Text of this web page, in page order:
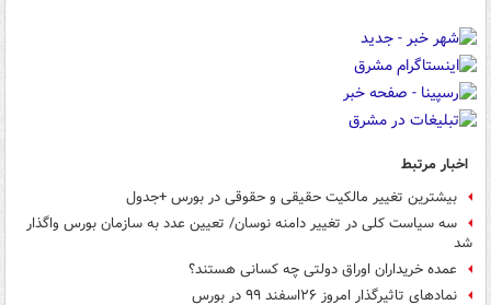
اخبار مرتبط
بیشترین تغییر مالکیت حقیقی و حقوقی در بورس +جدول
سه سیاست کلی در تغییر دامنه نوسان/ تعیین عدد به سازمان بورس واگذار
شد
عمده خریداران اوراق دولتی چه کسانی هستند؟
نمادهای تاثیرگذار امروز ۲۶اسفند ۹۹ در بورس